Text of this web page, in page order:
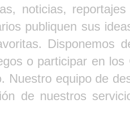
noticias,
publiquen sus
Disponemos
o participar en
Nuestro equipo de
de nuestros